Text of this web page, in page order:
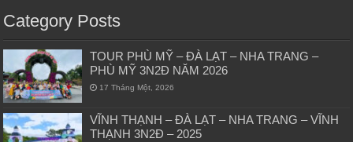
Category Posts
TOUR PHÙ MỸ – ĐÀ LẠT – NHA TRANG –
PHÙ MỸ 3N2Đ NĂM 2026
17 Tháng Một, 2026
VĨNH THẠNH – ĐÀ LẠT – NHA TRANG – VĨNH
THẠNH 3N2Đ – 2025